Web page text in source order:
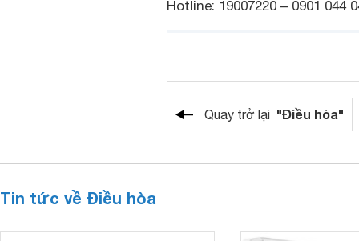
Hotline: 19007220 – 0901 044
Quay trở lại "Điều hòa"
Tin tức về Điều hòa